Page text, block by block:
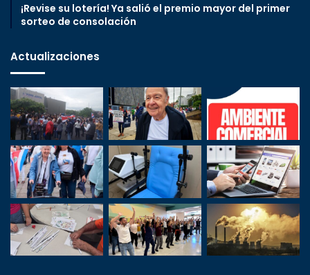
¡Revise su lotería! Ya salió el premio mayor del primer
sorteo de consolación
Actualizaciones